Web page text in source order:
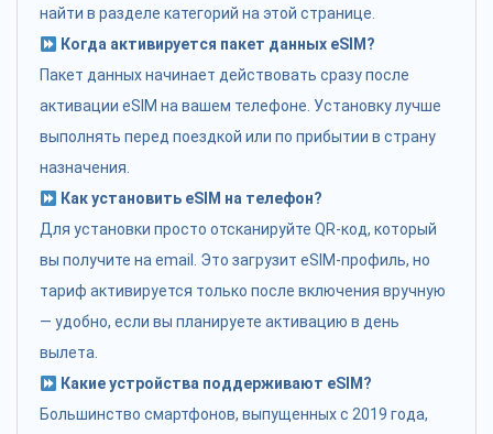
найти в разделе категорий на этой странице.
Когда активируется пакет данных eSIM?
Пакет данных начинает действовать сразу после
активации eSIM на вашем телефоне. Установку лучше
выполнять перед поездкой или по прибытии в страну
назначения.
Как установить eSIM на телефон?
Для установки просто отсканируйте QR-код, который
вы получите на email. Это загрузит eSIM-профиль, но
тариф активируется только после включения вручную
— удобно, если вы планируете активацию в день
вылета.
Какие устройства поддерживают eSIM?
Большинство смартфонов, выпущенных с 2019 года,